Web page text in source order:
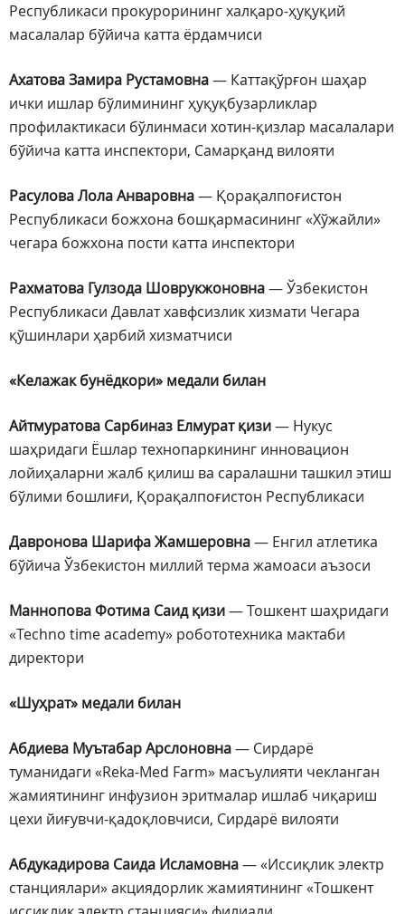
Республикаси прокурорининг халқаро-ҳуқуқий
масалалар бўйича катта ёрдамчиси
Ахатова Замира Рустамовна— Каттақўрғон шаҳар
ички ишлар бўлимининг ҳуқуқбузарликлар
профилактикаси бўлинмаси хотин-қизлар масалалари
бўйича катта инспектори, Самарқанд вилояти
Расулова Лола Анваровна— Қорақалпоғистон
Республикаси божхона бошқармасининг «Хўжайли»
чегара божхона пости катта инспектори
Рахматова Гулзода Шоврукжоновна— Ўзбекистон
Республикаси Давлат хавфсизлик хизмати Чегара
қўшинлари ҳарбий хизматчиси
«Келажак бунёдкори» медали билан
Айтмуратова Сарбиназ Елмурат қизи— Нукус
шаҳридаги Ёшлар технопаркининг инновацион
лойиҳаларни жалб қилиш ва саралашни ташкил этиш
бўлими бошлиғи, Қорақалпоғистон Республикаси
Давронова Шарифа Жамшеровна— Енгил атлетика
бўйича Ўзбекистон миллий терма жамоаси аъзоси
Маннопова Фотима Саид қизи— Тошкент шаҳридаги
«Techno time academy» робототехника мактаби
директори
«Шуҳрат» медали билан
Абдиева Муътабар Арслоновна— Сирдарё
туманидаги «Reka-Med Farm» масъулияти чекланган
жамиятининг инфузион эритмалар ишлаб чиқариш
цехи йиғувчи-қадоқловчиси, Сирдарё вилояти
Абдукадирова Саида Исламовна— «Иссиқлик электр
станциялари» акциядорлик жамиятининг «Тошкент